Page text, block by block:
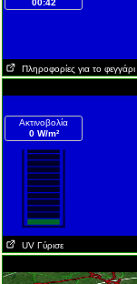
00:42
Πληροφορίες για το φεγγάρι
Ακτινοβολία
0 W/m²
UV Γύρισε